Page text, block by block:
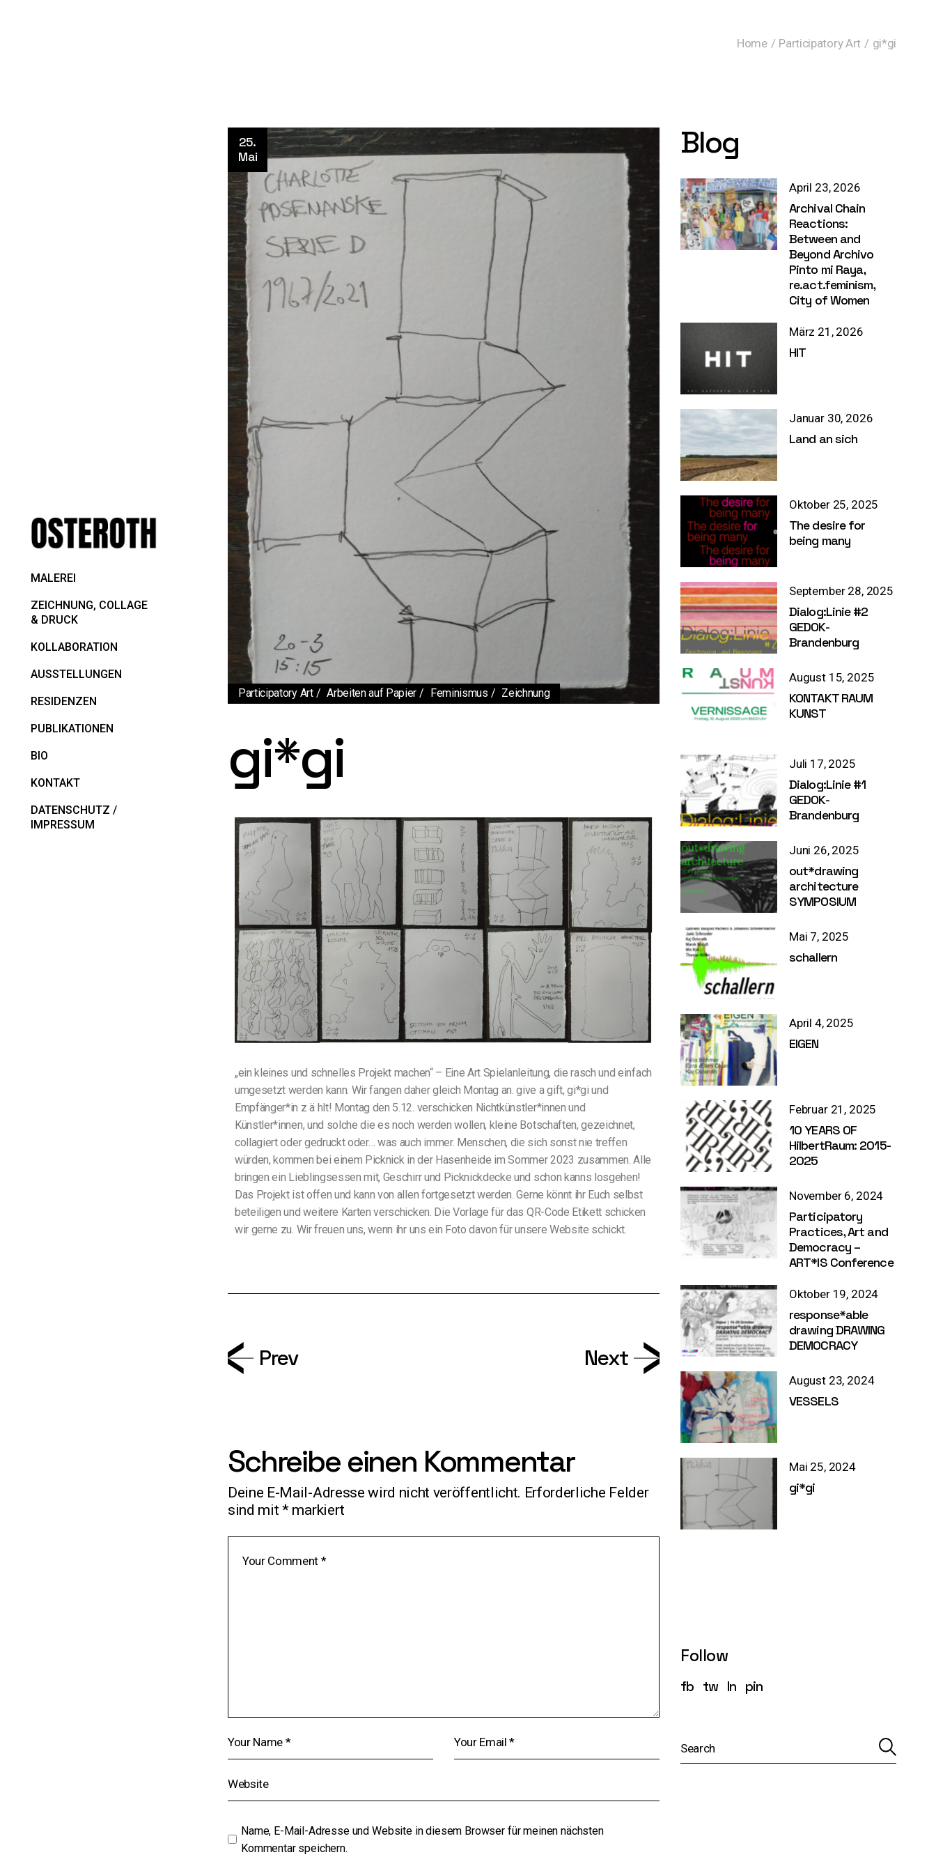
MALEREI
ZEICHNUNG, COLLAGE
& DRUCK
KOLLABORATION
AUSSTELLUNGEN
RESIDENZEN
PUBLIKATIONEN
BIO
KONTAKT
DATENSCHUTZ /
IMPRESSUM
Home Participatory Art gi*gi
25.
Mai
Participatory Art Arbeiten auf Papier Feminismus Zeichnung
gi*gi
„ein kleines und schnelles Projekt machen“ – Eine Art Spielanleitung, die rasch und einfach
umgesetzt werden kann. Wir fangen daher gleich Montag an. give a gift, gi*gi und
Empfänger*in z ä hlt! Montag den 5.12. verschicken Nichtkünstler*innen und
Künstler*innen, und solche die es noch werden wollen, kleine Botschaften, gezeichnet,
collagiert oder gedruckt oder… was auch immer. Menschen, die sich sonst nie treffen
würden, kommen bei einem Picknick in der Hasenheide im Sommer 2023 zusammen. Alle
bringen ein Lieblingsessen mit, Geschirr und Picknickdecke und schon kanns losgehen!
Das Projekt ist offen und kann von allen fortgesetzt werden. Gerne könnt ihr Euch selbst
beteiligen und weitere Karten verschicken. Die Vorlage für das QR-Code Etikett schicken
wir gerne zu. Wir freuen uns, wenn ihr uns ein Foto davon für unsere Website schickt.
Prev Next
Schreibe einen Kommentar
Deine E-Mail-Adresse wird nicht veröffentlicht. Erforderliche Felder
sind mit*markiert
Name, E-Mail-Adresse und Website in diesem Browser für meinen nächsten
Kommentar speichern.
Blog
April 23, 2026
Archival Chain
Reactions:
Between and
Beyond Archivo
Pinto mi Raya,
re.act.feminism,
City of Women
März 21, 2026
HIT
Januar 30, 2026
Land an sich
Oktober 25, 2025
The desire for
being many
September 28, 2025
Dialog:Linie #2
GEDOK-
Brandenburg
August 15, 2025
KONTAKT RAUM
KUNST
Juli 17, 2025
Dialog:Linie #1
GEDOK-
Brandenburg
Juni 26, 2025
out*drawing
architecture
SYMPOSIUM
Mai 7, 2025
schallern
April 4, 2025
EIGEN
Februar 21, 2025
10 YEARS OF
HilbertRaum: 2015-
2025
November 6, 2024
Participatory
Practices, Art and
Democracy –
ART*IS Conference
Oktober 19, 2024
response*able
drawing DRAWING
DEMOCRACY
August 23, 2024
VESSELS
Mai 25, 2024
gi*gi
Follow
fb tw ln pin